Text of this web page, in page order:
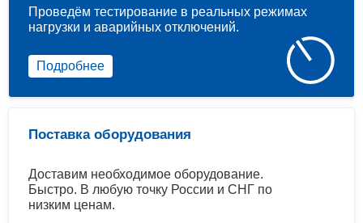
Поставка оборудования
Доставим необходимое оборудование.
Быстро. В любую точку России и СНГ по
низким ценам.
Проведём тестирование в реальных режимах
нагрузки и аварийных отключений.
Подробнее